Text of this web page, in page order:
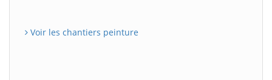
Voir les chantiers peinture